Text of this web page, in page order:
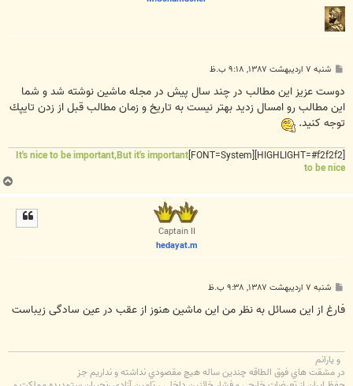
ت
شنبه ۷ اردیبهشت ۱۳۸۷, ۹:۱۸ ب.ظ
دوست عزيز اين مطالب در چند سال پيش در مجله ماشين نوشته شد و شما
اين مطالب رو امسال زديد بهتر نيست به تاريخ و زمان مطالب قبل از زدن تايپك
توجه كنيد.
[HIGHLIGHT=#f2f2f2][FONT=System]
It's nice to be important,But it's important
to be nice
Captain II
hedayat.m
ت
شنبه ۷ اردیبهشت ۱۳۸۷, ۹:۳۸ ب.ظ
فارغ از این مسائل به نظر من این ماشین هنوز از عقب در عین سادگی زیباست
و يارانم
در مشقت هاي فوق الطاقه چندين ساله هيچ مقصودي نداشته و نداريم جز